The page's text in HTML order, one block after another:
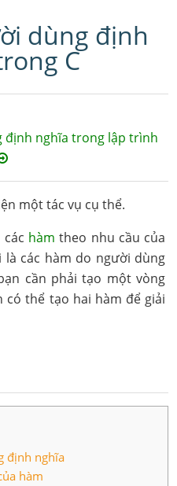
dùng định
C
định nghĩa trong lập trình
một tác vụ cụ thể.
hàm theo nhu cầu của
là các hàm do người dùng
cần phải tạo một vòng
thể tạo hai hàm để giải
định nghĩa
hàm